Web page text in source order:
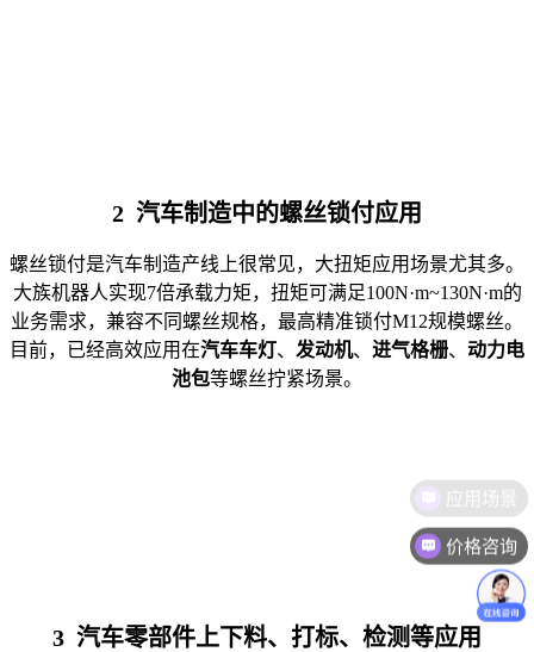
2 汽车制造中的螺丝锁付应用
螺丝锁付是汽车制造产线上很常见，大扭矩应用场景尤其多。
大族机器人实现7倍承载力矩，扭矩可满足100N·m~130N·m的
业务需求，兼容不同螺丝规格，最高精准锁付M12规模螺丝。
目前，已经高效应用在汽车车灯、 发动机、 进气格栅、 动力电
池包等螺丝拧紧场景。
3 汽车零部件上下料、打标、检测等应用
价格咨询